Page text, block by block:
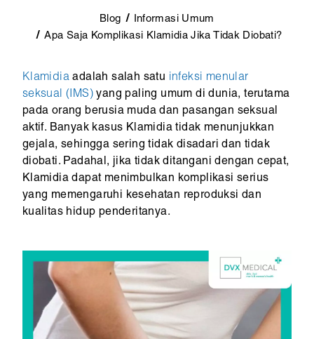
Blog
Informasi Umum
Apa Saja Komplikasi Klamidia Jika Tidak Diobati?
Klamidia adalah salah satu infeksi menular
seksual (IMS) yang paling umum di dunia, terutama
pada orang berusia muda dan pasangan seksual
aktif. Banyak kasus Klamidia tidak menunjukkan
gejala, sehingga sering tidak disadari dan tidak
diobati. Padahal, jika tidak ditangani dengan cepat,
Klamidia dapat menimbulkan komplikasi serius
yang memengaruhi kesehatan reproduksi dan
kualitas hidup penderitanya.